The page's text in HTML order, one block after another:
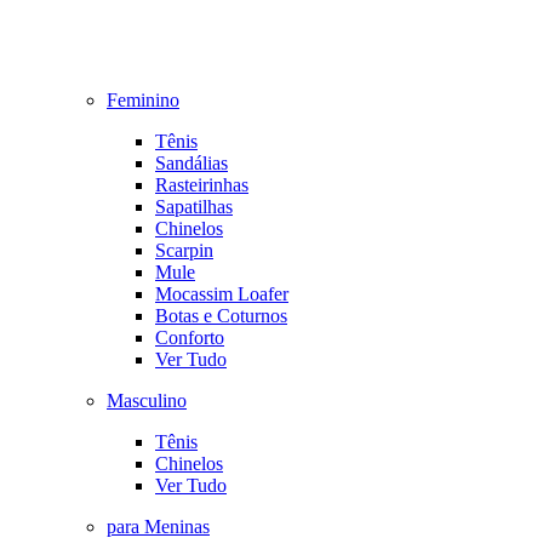
Feminino
Tênis
Sandálias
Rasteirinhas
Sapatilhas
Chinelos
Scarpin
Mule
Mocassim Loafer
Botas e Coturnos
Conforto
Ver Tudo
Masculino
Tênis
Chinelos
Ver Tudo
para Meninas